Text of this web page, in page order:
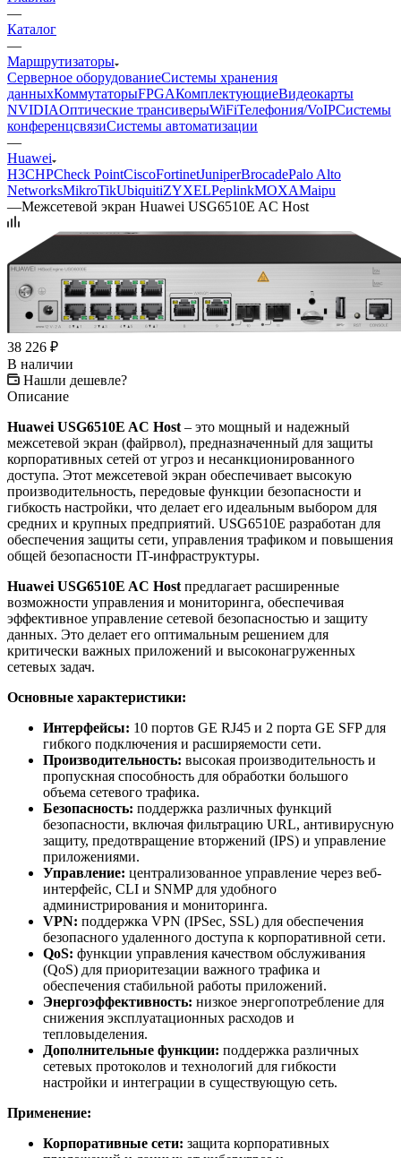
—
Каталог
—
Маршрутизаторы
Серверное оборудованиеСистемы хранения
данныхКоммутаторыFPGAКомплектующиеВидеокарты
NVIDIAОптические трансиверыWiFiТелефония/VoIPСистемы
конференцсвязиСистемы автоматизации
—
Huawei
H3CHPCheck PointCiscoFortinetJuniperBrocadePalo Alto
NetworksMikroTikUbiquitiZYXELPeplinkMOXAMaipu
—Межсетевой экран Huawei USG6510E AC Host
38 226 ₽
В наличии
Нашли дешевле?
Описание
Huawei USG6510E AC Host – это мощный и надежный
межсетевой экран (файрвол), предназначенный для защиты
корпоративных сетей от угроз и несанкционированного
доступа. Этот межсетевой экран обеспечивает высокую
производительность, передовые функции безопасности и
гибкость настройки, что делает его идеальным выбором для
средних и крупных предприятий. USG6510E разработан для
обеспечения защиты сети, управления трафиком и повышения
общей безопасности IT-инфраструктуры.
Huawei USG6510E AC Host предлагает расширенные
возможности управления и мониторинга, обеспечивая
эффективное управление сетевой безопасностью и защиту
данных. Это делает его оптимальным решением для
критически важных приложений и высоконагруженных
сетевых задач.
Основные характеристики:
Интерфейсы: 10 портов GE RJ45 и 2 порта GE SFP для
гибкого подключения и расширяемости сети.
Производительность: высокая производительность и
пропускная способность для обработки большого
объема сетевого трафика.
Безопасность: поддержка различных функций
безопасности, включая фильтрацию URL, антивирусную
защиту, предотвращение вторжений (IPS) и управление
приложениями.
Управление: централизованное управление через веб-
интерфейс, CLI и SNMP для удобного
администрирования и мониторинга.
VPN: поддержка VPN (IPSec, SSL) для обеспечения
безопасного удаленного доступа к корпоративной сети.
QoS: функции управления качеством обслуживания
(QoS) для приоритезации важного трафика и
обеспечения стабильной работы приложений.
Энергоэффективность: низкое энергопотребление для
снижения эксплуатационных расходов и
тепловыделения.
Дополнительные функции: поддержка различных
сетевых протоколов и технологий для гибкости
настройки и интеграции в существующую сеть.
Применение:
Корпоративные сети: защита корпоративных